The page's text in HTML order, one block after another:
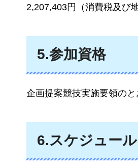
2,207,403円（消費税及び
5.参加資格
企画提案競技実施要領のと
6.スケジュール